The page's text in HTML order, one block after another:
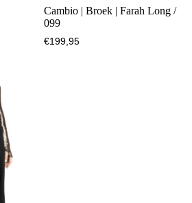
Cambio | Broek | Farah Long /
099
€199,95